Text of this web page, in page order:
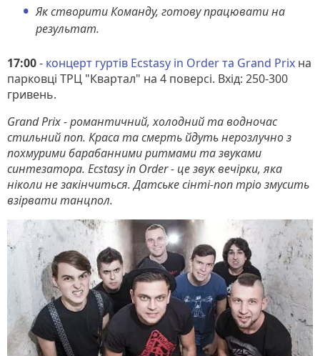
Як створити Команду, готову працювати на
результат.
17:00- концерт гуртів Ecstasy in Order та Grand Prix на
парковці ТРЦ "Квартал" на 4 поверсі. Вхід: 250-300
гривень.
Grand Prix - романтичний, холодний та водночас
стильний поп. Краса та смерть йдуть нерозлучно з
похмурими барабанними ритмами та звуками
синтезатора. Ecstasy in Order - це звук вечірки, яка
ніколи не закінчиться. Датське сінті-поп тріо змусить
взірвати танцпол.